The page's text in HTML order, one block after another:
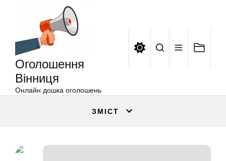
Оголошення
Вінниця
Онлайн дошка оголошень
ЗМІСТ